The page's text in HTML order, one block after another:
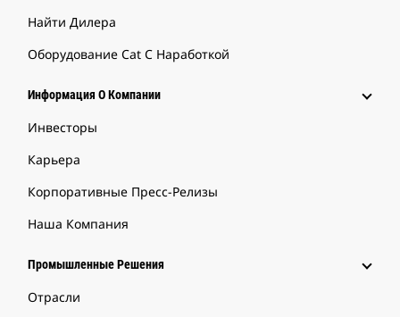
Найти Дилера
Оборудование Cat С Наработкой
Информация О Компании
Инвесторы
Карьера
Корпоративные Пресс-Релизы
Наша Компания
Промышленные Решения
Отрасли